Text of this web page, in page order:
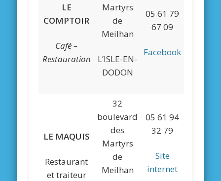
LE
COMPTOIR
Café –
Restauration
Martyrs
de
Meilhan
L’ISLE-EN-
DODON
05 61 79
67 09
Facebook
LE MAQUIS
Restaurant
et traiteur
32
boulevard
des
Martyrs
de
Meilhan
05 61 94
32 79
Site
internet